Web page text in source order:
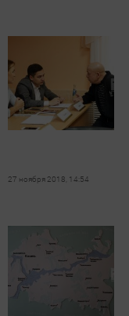
27 ноября 2018, 14:54